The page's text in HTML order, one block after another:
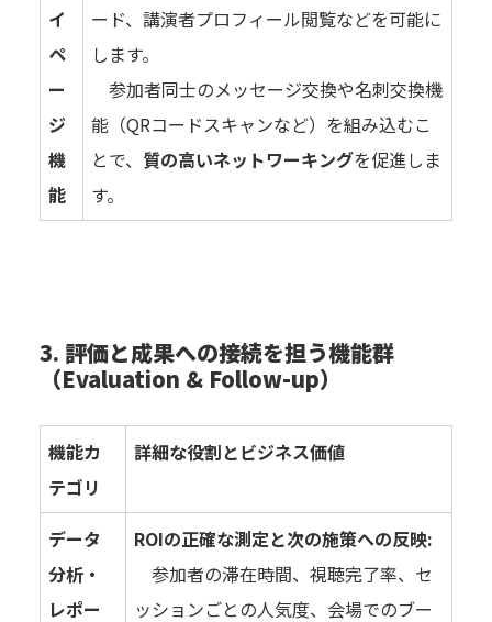
イ
ペ
ー
ジ
機
能
ード、講演者プロフィール閲覧などを可能に
します。
参加者同士のメッセージ交換や名刺交換機
能（QRコードスキャンなど）を組み込むこ
とで、 質の高いネットワーキングを促進しま
す。
3. 評価と成果への接続を担う機能群
（Evaluation & Follow-up）
機能カ
テゴリ
詳細な役割とビジネス価値
データ
分析・
レポー
ROIの正確な測定と次の施策への反映:
参加者の滞在時間、視聴完了率、セ
ッションごとの人気度、会場でのブー